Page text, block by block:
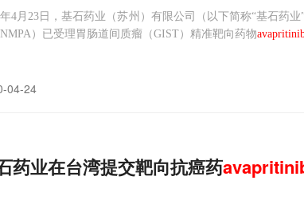
4月23日，基石药业（苏州）有限公司（以下简称“基石药
）已受理胃肠道间质瘤（GIST）精准靶向药物
04-24
药业在台湾提交靶向抗癌药